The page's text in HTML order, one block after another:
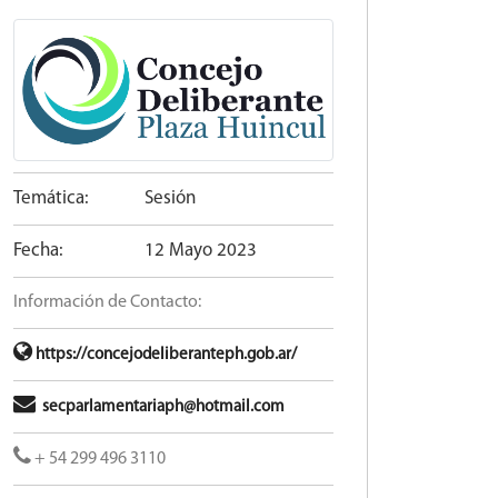
Temática: Sesión
Fecha: 12 Mayo 2023
Información de Contacto:
https://concejodeliberanteph.gob.ar/
secparlamentariaph@hotmail.com
+ 54 299 496 3110